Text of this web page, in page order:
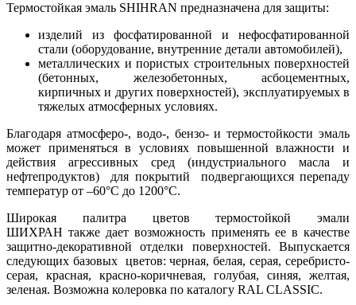
Термостойкая эмаль SHIHRAN предназначена для защиты:
изделий из фосфатированной и нефосфатированной
стали (оборудование, внутренние детали автомобилей),
металлических и пористых строительных поверхностей
(бетонных, железобетонных, асбоцементных,
кирпичных и других поверхностей), эксплуатируемых в
тяжелых атмосферных условиях.
Благодаря атмосферо-, водо-, бензо- и термостойкости эмаль
может применяться в условиях повышенной влажности и
действия агрессивных сред (индустриального масла и
нефтепродуктов) для покрытий подвергающихся перепаду
температур от –60°С до 1200°С.
Широкая палитра цветов термостойкой эмали
ШИХРАН также дает возможность применять ее в качестве
защитно-декоративной отделки поверхностей. Выпускается
следующих базовых цветов: черная, белая, серая, серебристо-
серая, красная, красно-коричневая, голубая, синяя, желтая,
зеленая. Возможна колеровка по каталогу RAL CLASSIC.